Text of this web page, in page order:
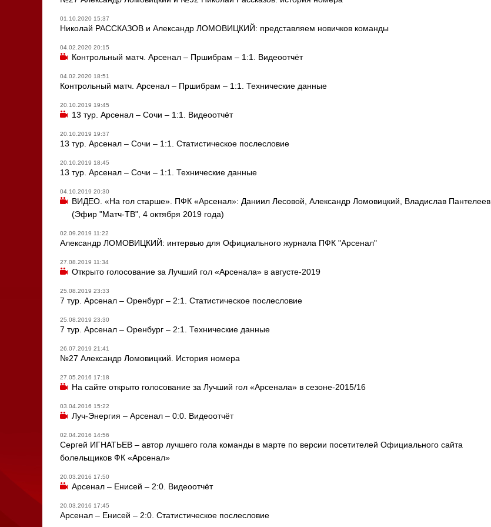
01.10.2020 15:37
Николай РАССКАЗОВ и Александр ЛОМОВИЦКИЙ: представляем новичков команды
04.02.2020 20:15
Контрольный матч. Арсенал – Пршибрам – 1:1. Видеоотчёт
04.02.2020 18:51
Контрольный матч. Арсенал – Пршибрам – 1:1. Технические данные
20.10.2019 19:45
13 тур. Арсенал – Сочи – 1:1. Видеоотчёт
20.10.2019 19:37
13 тур. Арсенал – Сочи – 1:1. Статистическое послесловие
20.10.2019 18:45
13 тур. Арсенал – Сочи – 1:1. Технические данные
04.10.2019 20:30
ВИДЕО. «На гол старше». ПФК «Арсенал»: Даниил Лесовой, Александр Ломовицкий, Владислав Пантелеев
(Эфир "Матч-ТВ", 4 октября 2019 года)
02.09.2019 11:22
Александр ЛОМОВИЦКИЙ: интервью для Официального журнала ПФК "Арсенал"
27.08.2019 11:34
Открыто голосование за Лучший гол «Арсенала» в августе-2019
25.08.2019 23:33
7 тур. Арсенал – Оренбург – 2:1. Статистическое послесловие
25.08.2019 23:30
7 тур. Арсенал – Оренбург – 2:1. Технические данные
26.07.2019 21:41
№27 Александр Ломовицкий. История номера
27.05.2016 17:18
На сайте открыто голосование за Лучший гол «Арсенала» в сезоне-2015/16
03.04.2016 15:22
Луч-Энергия – Арсенал – 0:0. Видеоотчёт
02.04.2016 14:56
Сергей ИГНАТЬЕВ – автор лучшего гола команды в марте по версии посетителей Официального сайта
болельщиков ФК «Арсенал»
20.03.2016 17:50
Арсенал – Енисей – 2:0. Видеоотчёт
20.03.2016 17:45
Арсенал – Енисей – 2:0. Статистическое послесловие